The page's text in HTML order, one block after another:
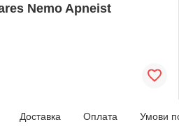
Nemo Apneist
Доставка Оплата Умови